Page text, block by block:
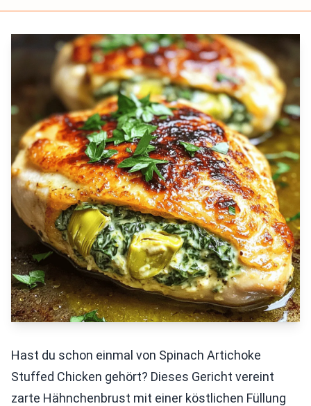
Hast du schon einmal von Spinach Artichoke
Stuffed Chicken gehört? Dieses Gericht vereint
zarte Hähnchenbrust mit einer köstlichen Füllung